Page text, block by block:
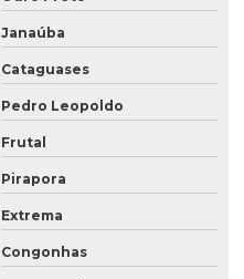
Janaúba
Cataguases
Pedro Leopoldo
Frutal
Pirapora
Extrema
Congonhas